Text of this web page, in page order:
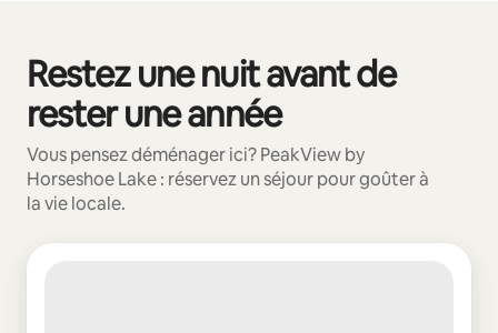
Restez une nuit avant de
rester une année
Vous pensez déménager ici? PeakView by
Horseshoe Lake : réservez un séjour pour goûter à
la vie locale.
0 article sur 0 est affiché.